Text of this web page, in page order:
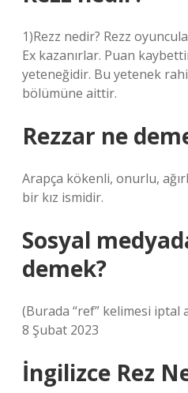
1)Rezz nedir? Rezz
Ex kazanırlar. Puan
yeteneğidir. Bu yetenek
bölümüne aittir.
Rezzar ne
Arapça kökenli, onurlu,
bir kız ismidir.
Sosyal
demek?
(Burada “ref” kelimesi iptal
8 Şubat 2023
İngilizce Rez